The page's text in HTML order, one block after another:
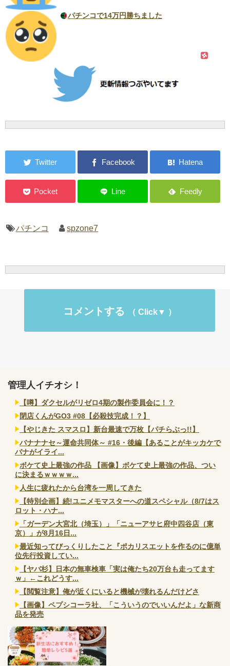
パチンコで14万円勝ちました
パチンコ spzone7
コメントする
管理人イチオシ！
【噂】ダクセルがリゼロ4期の製作委員会に！？
閉店くんがGO3 #08【必殺技完成！？】
【やじきた スマスロ】新台最速で万枚【パチらぶっ!!】
バナナナセ～運命共同体～ #16・後編【あることがキッカケで
バナがイライ...
ボケて史上最強の作品 【画像】ボケて史上最強の作品、つい
に決まるｗｗｗｗ...
人生に疲れたから台湾を一周してきた
【特別企画】続!ユニメモマスターへの道スペシャル（8/7はス
ロット・ハナ...
「ガーデン大宮北（埼玉）」「ニューアサヒ府中四谷店（東
京）」が8月16日...
最近知ってびっくりしたこと『ポカリスエットを作るのに億単
位先行投資してい...
【ヤバ杉】日本の無車検車「実は俺たち20万台も走ってます
ｗ」←これどうす...
【閲覧注意】俺が近くにいると機械が壊れるんだけどさ
【画像】ペプシコーラ社、「こういうのでいいんだよ」な新商
品を発売